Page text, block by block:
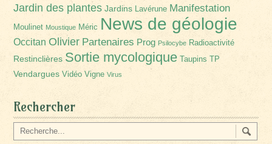
Jardin des plantes Jardins Lavérune Manifestation
Moulinet Moustique Méric News de géologie
Occitan Olivier Partenaires Prog Psilocybe Radioactivité
Restinclières Sortie mycologique Taupins TP
Vendargues Vidéo Vigne Virus
Rechercher